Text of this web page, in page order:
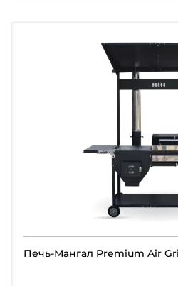
Печь-Мангал Premium Air